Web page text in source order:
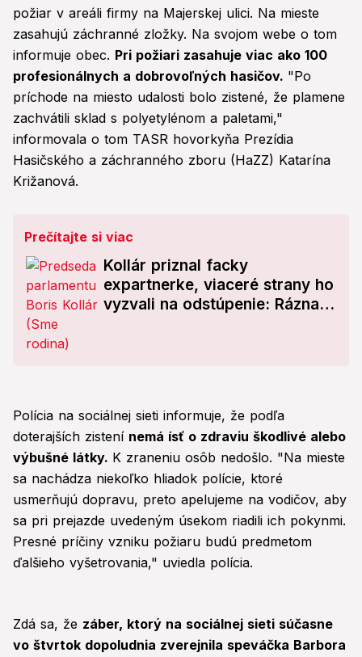
0
seconds
požiar v areáli firmy na Majerskej ulici. Na mieste
zasahujú záchranné zložky. Na svojom webe o tom
informuje obec. Pri požiari zasahuje viac ako 100
profesionálnych a dobrovoľných hasičov. "Po
príchode na miesto udalosti bolo zistené, že plamene
zachvátili sklad s polyetylénom a paletami,"
informovala o tom TASR hovorkyňa Prezídia
Hasičského a záchranného zboru (HaZZ) Katarína
Križanová.
Prečítajte si viac
Kollár priznal facky
expartnerke, viaceré strany ho
vyzvali na odstúpenie: Rázna
Polícia na sociálnej sieti informuje, že podľa
doterajších zistení nemá ísť o zdraviu škodlivé alebo
výbušné látky. K zraneniu osôb nedošlo. "Na mieste
sa nachádza niekoľko hliadok polície, ktoré
usmerňujú dopravu, preto apelujeme na vodičov, aby
sa pri prejazde uvedeným úsekom riadili ich pokynmi.
Presné príčiny vzniku požiaru budú predmetom
ďalšieho vyšetrovania," uviedla polícia.
Zdá sa, že záber, ktorý na sociálnej sieti súčasne
vo štvrtok dopoludnia zverejnila speváčka Barbora